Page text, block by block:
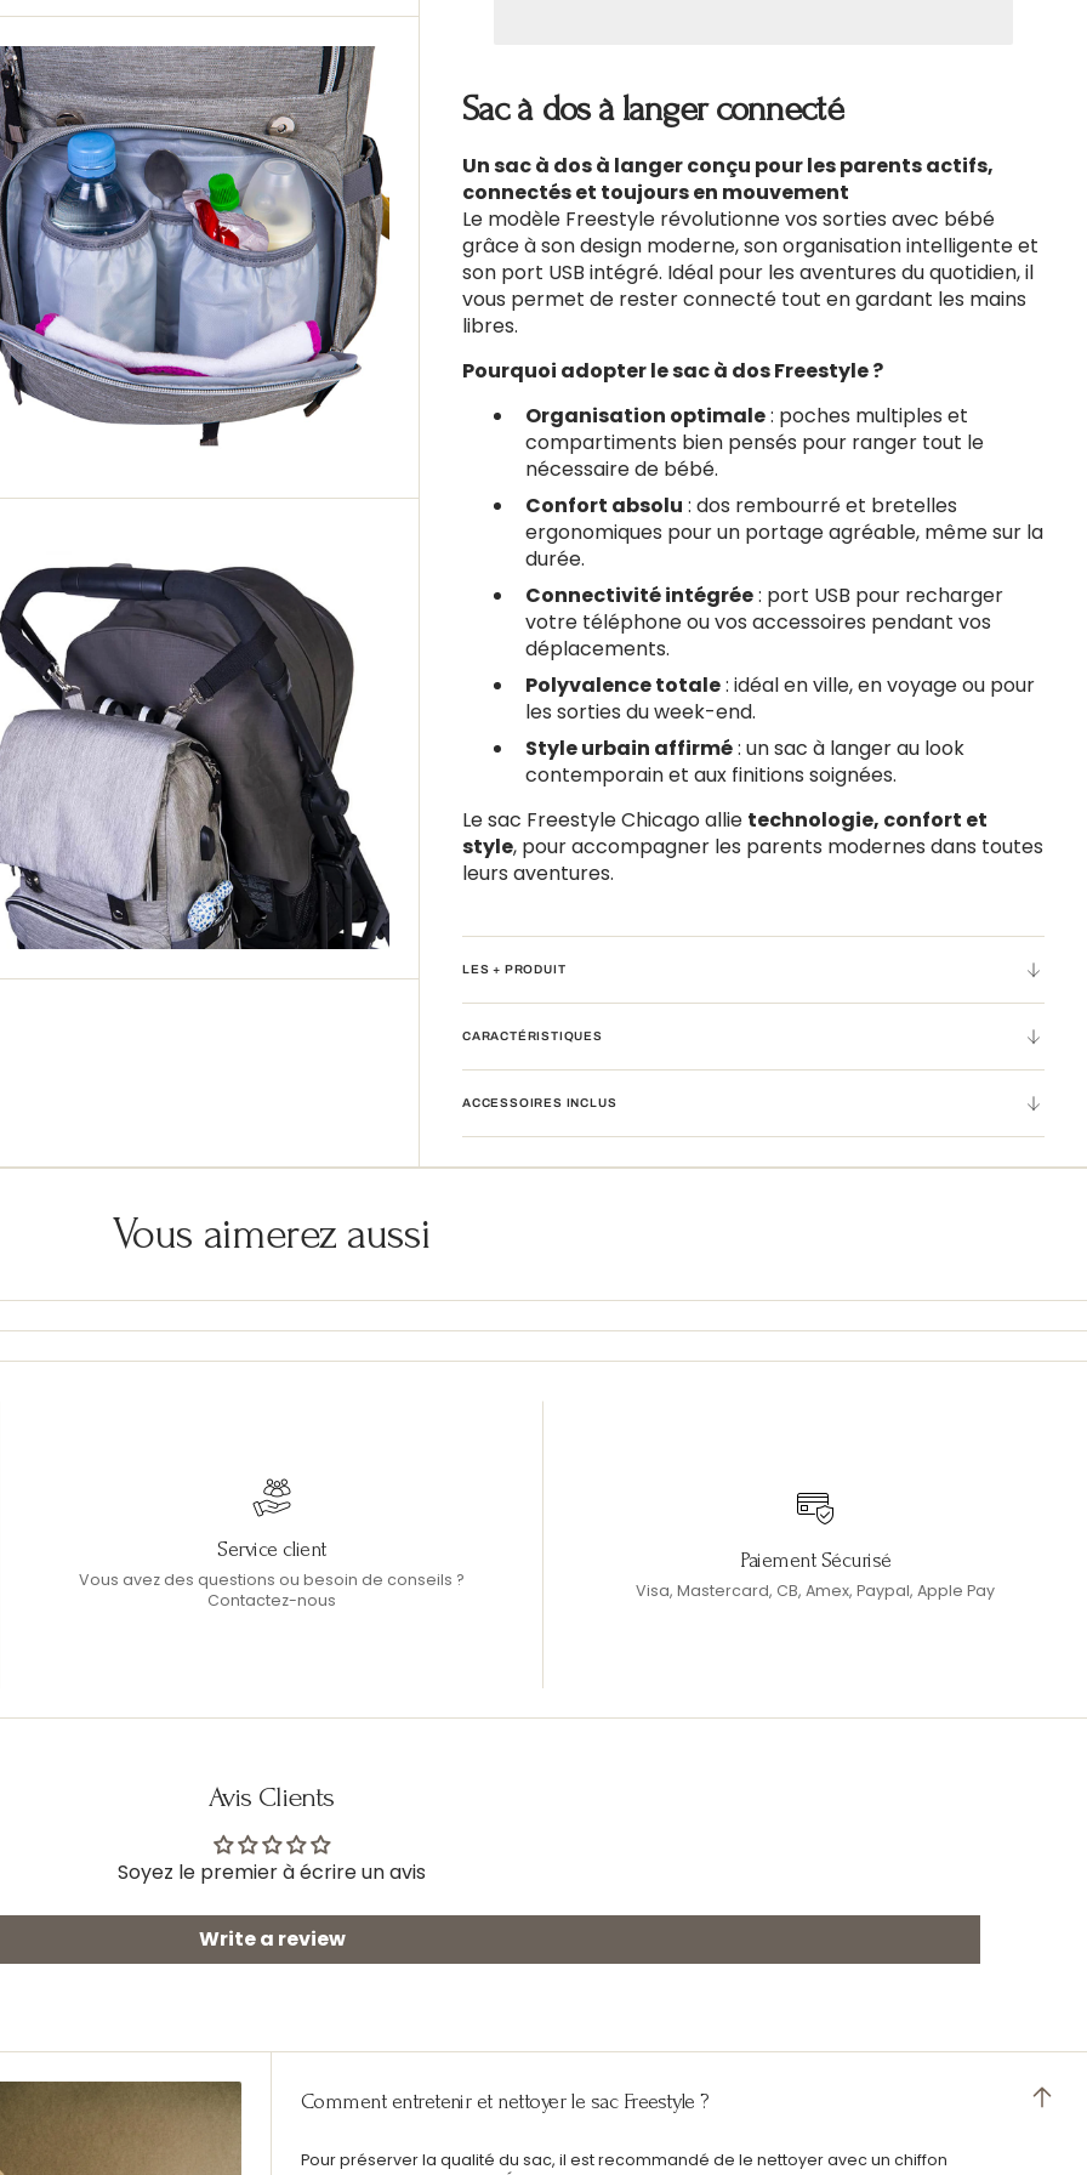
FreestyleFreestyle
Sac à dos à langer connecté
Un sac à dos à langer conçu pour les parents actifs,
connectés et toujours en mouvement
Le modèle Freestyle révolutionne vos sorties avec bébé
grâce à son design moderne, son organisation intelligente et
son port USB intégré. Idéal pour les aventures du quotidien, il
vous permet de rester connecté tout en gardant les mains
libres.
Pourquoi adopter le sac à dos Freestyle ?
Organisation optimale: poches multiples et
compartiments bien pensés pour ranger tout le
nécessaire de bébé.
Confort absolu : dos rembourré et bretelles
ergonomiques pour un portage agréable, même sur la
durée.
Connectivité intégrée: port USB pour recharger
votre téléphone ou vos accessoires pendant vos
déplacements.
Polyvalence totale: idéal en ville, en voyage ou pour
les sorties du week-end.
Style urbain affirmé: un sac à langer au look
contemporain et aux finitions soignées.
Le sac Freestyle Chicago allie technologie, confort et
style, pour accompagner les parents modernes dans toutes
leurs aventures.
LES + PRODUIT
CARACTÉRISTIQUES
ACCESSOIRES INCLUS
Ouvrir
le
média
4
dans
la
vue
Ouvrir
le
média
6
dans
la
vue
Vous aimerez aussi
Service client
Vous avez des questions ou besoin de conseils ?
Contactez-nous
Paiement Sécurisé
Visa, Mastercard, CB, Amex, Paypal, Apple Pay
Avis Clients
Soyez le premier à écrire un avis
Write a review
Comment entretenir et nettoyer le sac Freestyle ?
Pour préserver la qualité du sac, il est recommandé de le nettoyer avec un chiffon